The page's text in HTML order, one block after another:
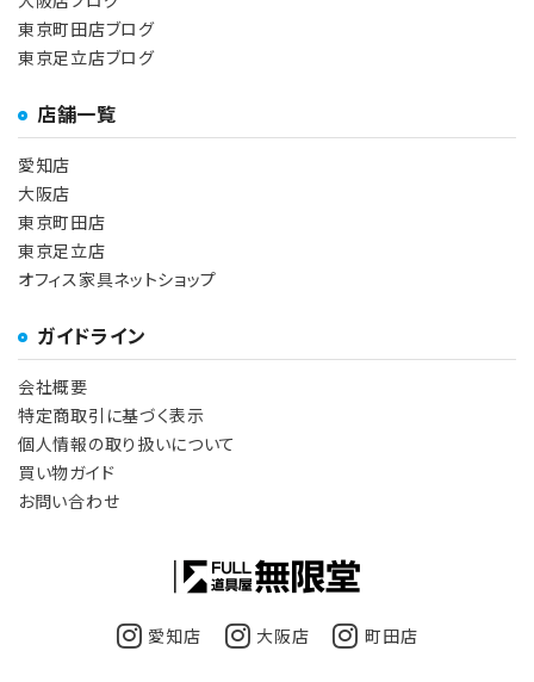
東京町田店ブログ
東京足立店ブログ
店舗一覧
愛知店
大阪店
東京町田店
東京足立店
オフィス家具ネットショップ
ガイドライン
会社概要
特定商取引に基づく表示
個人情報の取り扱いについて
買い物ガイド
お問い合わせ
愛知店 大阪店 町田店